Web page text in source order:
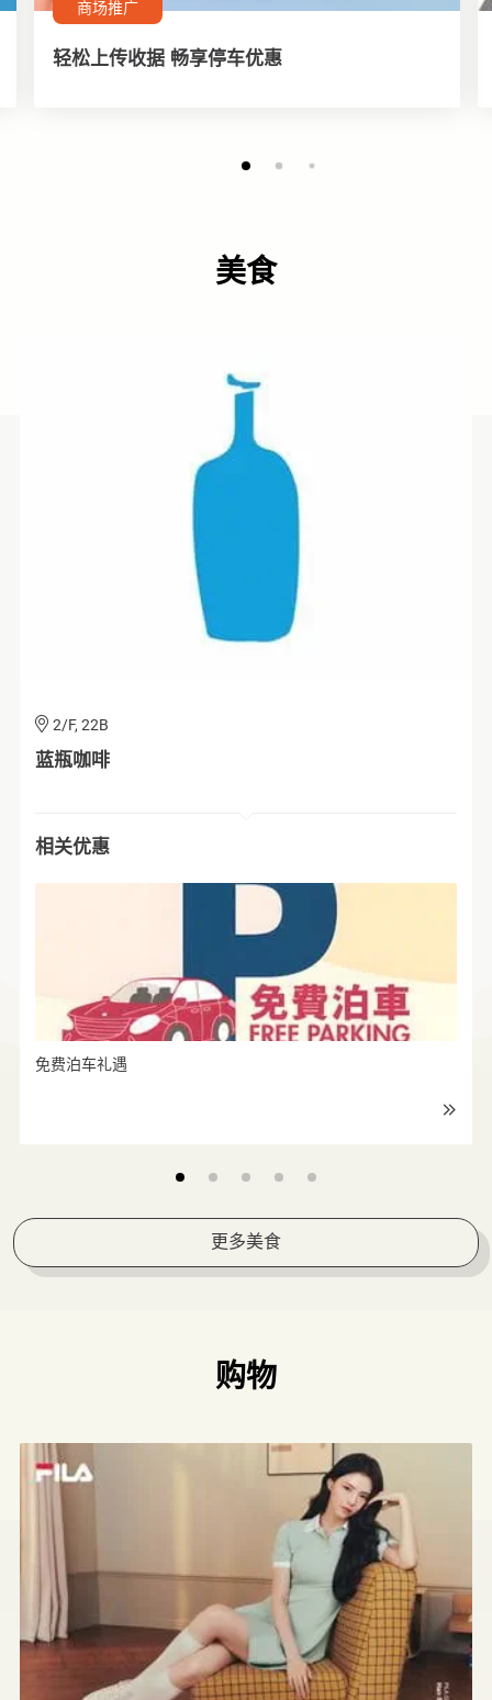
商场推广
轻松上传收据 畅享停车优惠
美食
G/F, 005
noc
2/F, 22B
蓝瓶咖啡
2/F, 202
Silk.
3/F, 315
金色不如帰
2/F, 262
広小路
G/F, 005
noc
2/F, 22B
蓝瓶咖啡
相关优惠
免费泊车礼遇
相关优惠
免费泊车礼遇
更多美食
购物